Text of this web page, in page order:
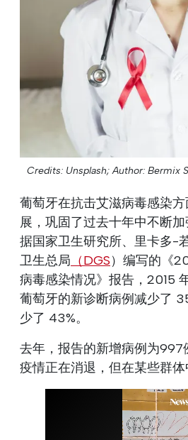
Credits: Unsplash; Author: Bermix
葡萄牙在抗击艾滋病毒感染
展，巩固了过去十年中不断
据国家卫生研究所、里卡多-
卫生总局 （DGS）编写的《
病毒感染情况》报告，2015
葡萄牙的新诊断病例减少了
少了 43%。
去年，报告的新增病例为997
疫情正在消退，但在某些群体